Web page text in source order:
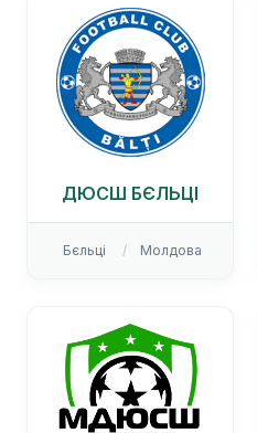
ДЮСШ БЄЛЬЦІ
Бєльці Молдова